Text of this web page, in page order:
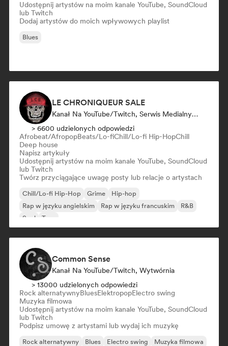
Udostępnij artystów na moim kanale YouTube, SoundCloud
lub Twitch
Dodaj artystów do moich wpływowych playlist
Blues
LE CHRONIQUEUR SALE
Kanał Na YouTube/Twitch, Serwis Medialny/Dziennikarz, Influencer W Mediach Społecznościowych
> 6600 udzielonych odpowiedzi
Afrobeat/AfropopBeats/Lo-fiChill/Lo-fi Hip-HopChill
Deep house
Napisz artykuły
Udostępnij artystów na moim kanale YouTube, SoundCloud
lub Twitch
Twórz przyciągające uwagę posty lub relacje o artystach
Chill/Lo-fi Hip-Hop Grime
Hip-hop
Rap w języku angielskim
Rap w języku francuskim
R&B
Soul
Trap
Common Sense
Kanał Na YouTube/Twitch, Wytwórnia
> 13000 udzielonych odpowiedzi
Rock alternatywnyBluesElektropopElectro swing
Muzyka filmowa
Udostępnij artystów na moim kanale YouTube, SoundCloud
lub Twitch
Podpisz umowę z artystami lub wydaj ich muzykę
Rock alternatywny Blues Electro swing
Muzyka filmowa